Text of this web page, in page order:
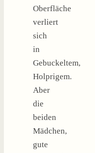
Oberfläche
verliert
sich
in
Gebuckeltem,
Holprigem.
Aber
die
beiden
Mädchen,
gute